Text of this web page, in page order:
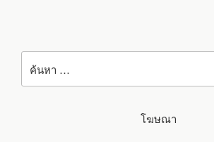
ค้นหา:
โฆษณา